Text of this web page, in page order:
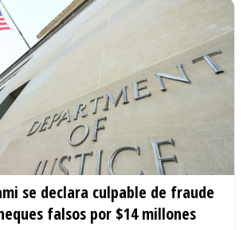
se declara culpable de fraude
falsos por $14 millones